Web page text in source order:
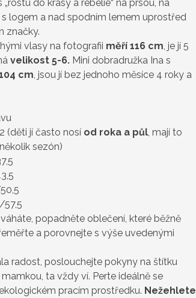
do krásy a rebelie“ na prsou, na
logem a nad spodním lemem uprostřed
značky.
vlasy na fotografii měří 116 cm , je jí 5
velikost 5-6. Mini dobradružka Ina s
cm , jsou jí bez jednoho měsíce 4 roky a
(děti jí často nosí od roka a půl , mají to
sezón)
57,5
popadněte oblečení, které běžně
a porovnejte s výše uvedenými
radost, poslouchejte pokyny na štítku
ta vždy ví. Perte ideálně se
pracím prostředku. Nežehlete